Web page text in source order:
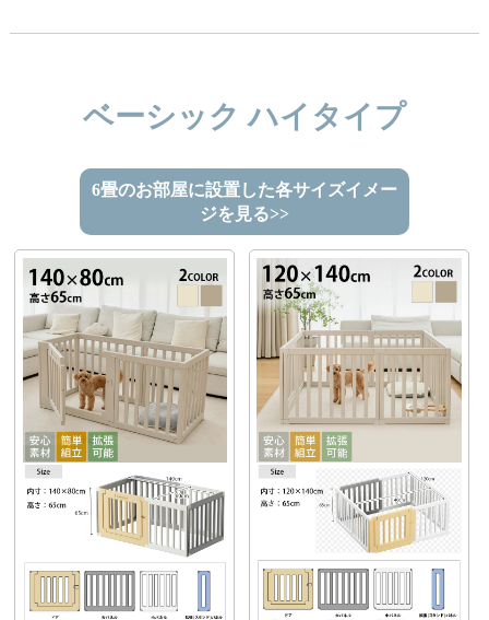
ベーシック ハイタイプ
6畳のお部屋に設置した各サイズイメー
ジを見る>>